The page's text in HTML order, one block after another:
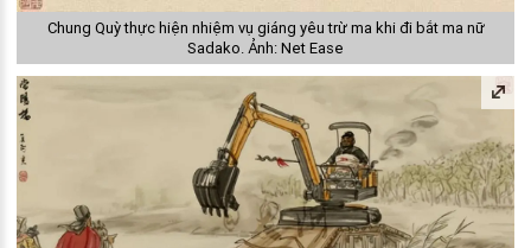
Chung Quỳ thực hiện nhiệm vụ giáng yêu trừ ma khi đi bắt ma nữ
Sadako. Ảnh: Net Ease